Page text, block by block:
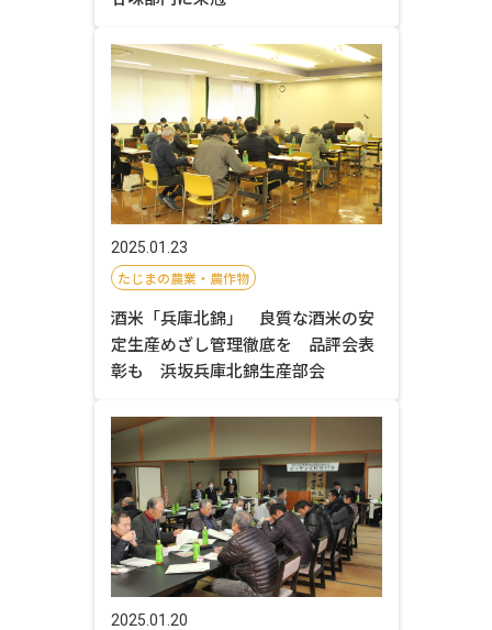
2025.01.23
たじまの農業・農作物
酒米「兵庫北錦」 良質な酒米の安
定生産めざし管理徹底を 品評会表
彰も 浜坂兵庫北錦生産部会
2025.01.20